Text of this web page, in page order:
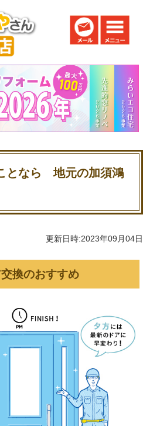
となら 地元の加須鴻
更新日時:2023年09月04日
換のおすすめ